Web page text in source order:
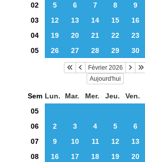
02
5 6 7 8 9
03
12 13 14 15 16
04
19 20 21 22 23
05
26 27 28 29 30
Février 2026
Aujourd'hui
Sem Lun. Mar. Mer. Jeu. Ven.
05
06
2 3 4 5 6
07
9 10 11 12 13
08
16 17 18 19 20